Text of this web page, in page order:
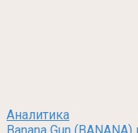
Аналитика